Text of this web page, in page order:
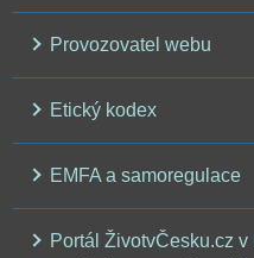
Provozovatel webu
Etický kodex
EMFA a samoregulace
Portál ŽivotvČesku.cz